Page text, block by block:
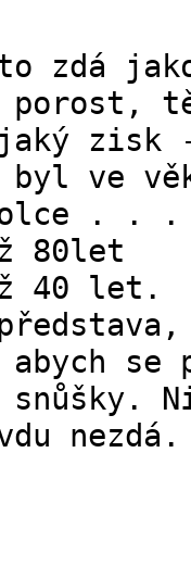
zdá
zisk
byl ve
. . .
80let
40 let.
se
snůšky.
nezdá.